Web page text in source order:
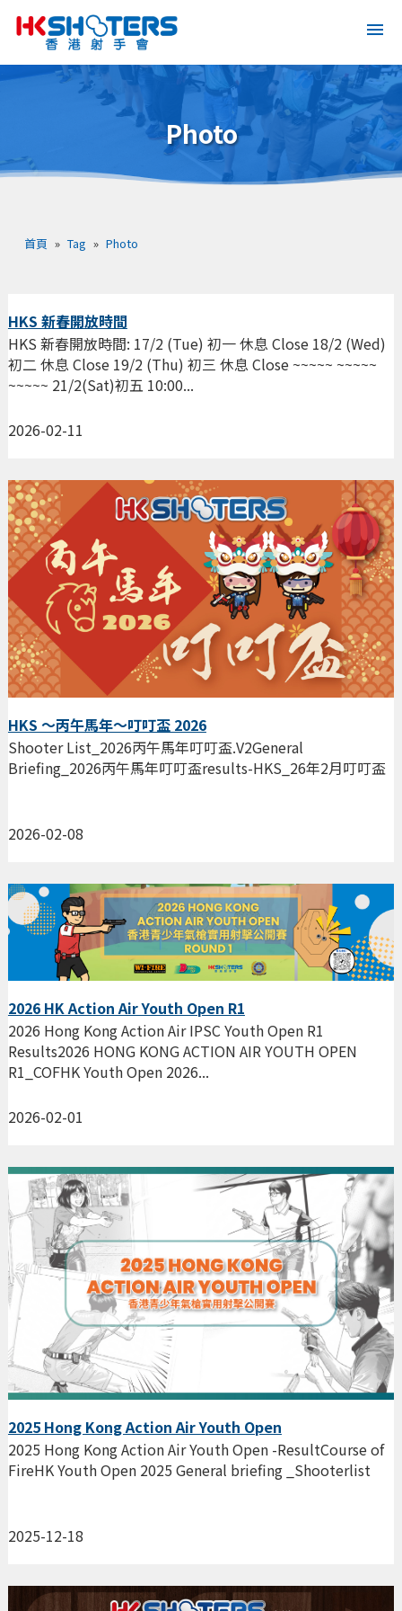
Photo
首頁 » Tag » Photo
HKS 新春開放時間
2026-02-11
HKS 新春開放時間: 17/2 (Tue) 初一 休息 Close 18/2 (Wed)
初二 休息 Close 19/2 (Thu) 初三 休息 Close ~~~~~ ~~~~~
~~~~~ 21/2(Sat)初五 10:00...
HKS ～丙午馬年～叮叮盃 2026
2026-02-08
Shooter List_2026丙午馬年叮叮盃.V2General
Briefing_2026丙午馬年叮叮盃results-HKS_26年2月叮叮盃
2026 HK Action Air Youth Open R1
2026-02-01
2026 Hong Kong Action Air IPSC Youth Open R1
Results2026 HONG KONG ACTION AIR YOUTH OPEN
R1_COFHK Youth Open 2026...
2025 Hong Kong Action Air Youth Open
2025-12-18
2025 Hong Kong Action Air Youth Open -ResultCourse of
FireHK Youth Open 2025 General briefing _Shooterlist